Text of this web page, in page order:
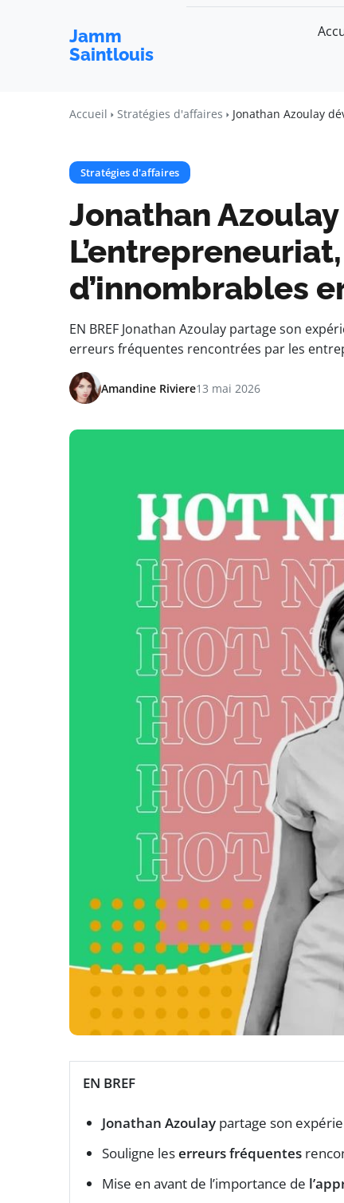
Jamm
Saintlouis
Accueil Stratégies d'affaires Jonathan Azoulay
Stratégies d'affaires
Jonathan
d’innombrables
EN BREF Jonathan Azoulay partage son
erreurs fréquentes rencontrées par les
Amandine Riviere13 mai 2026
EN BREF
Jonathan Azoulay partage son
Souligne leserreurs fréquentes
Mise en avant de l’importance de